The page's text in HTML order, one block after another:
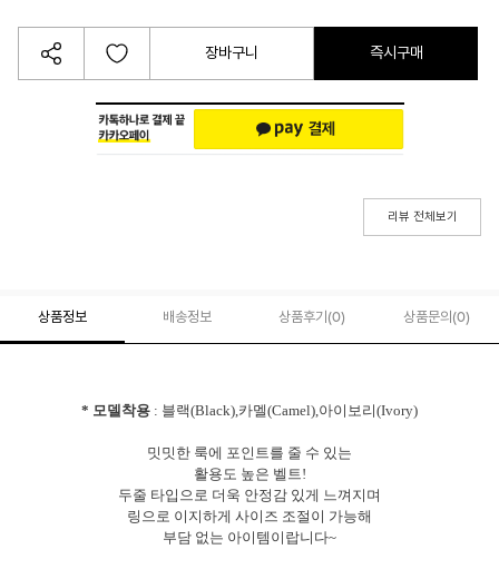
장바구니 즉시구매
리뷰 전체보기
상품정보 배송정보 상품후기(0) 상품문의 (0)
* 모델착용 : 블랙(Black),카멜(Camel),아이보리(Ivory)
밋밋한 룩에 포인트를 줄 수 있는
활용도 높은 벨트!
두줄 타입으로 더욱 안정감 있게 느껴지며
링으로 이지하게 사이즈 조절이 가능해
부담 없는 아이템이랍니다~